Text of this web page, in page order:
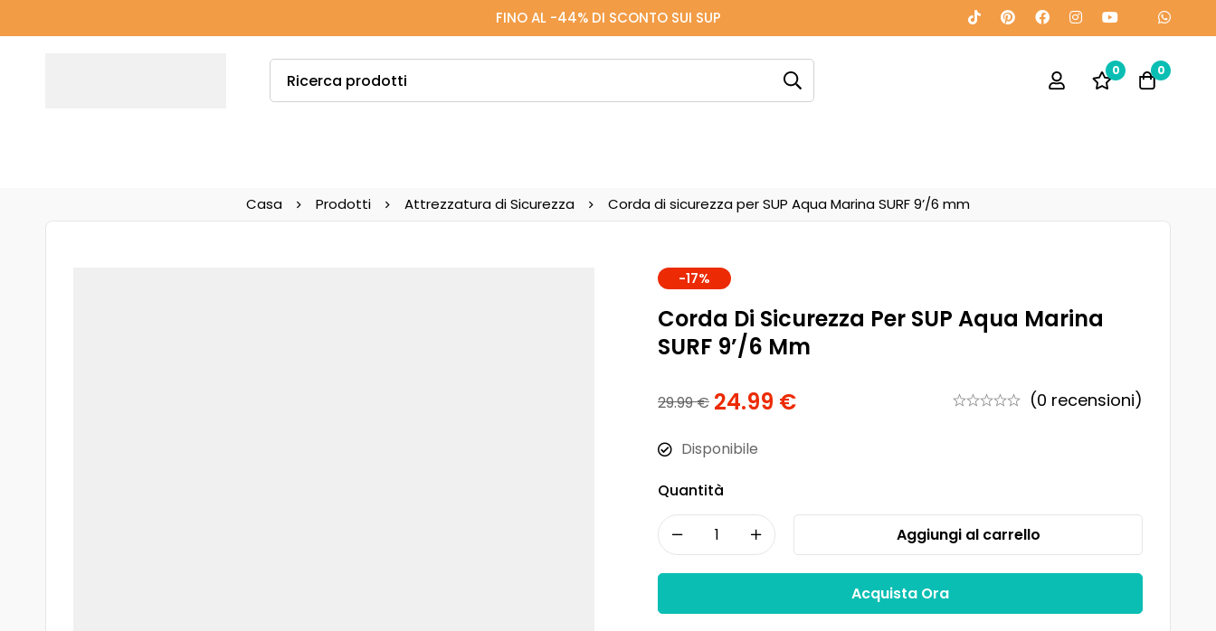
FINO AL -44% DI SCONTO SUI SUP
0 0
Casa Prodotti Attrezzatura di Sicurezza Corda di sicurezza per SUP Aqua Marina SURF 9’/6 mm
-17%
Corda Di Sicurezza Per SUP Aqua Marina
SURF 9’/6 Mm
29.99€ 24.99 € (0 recensioni)
Disponibile
Quantità
Aggiungi al carrello
Acquista Ora